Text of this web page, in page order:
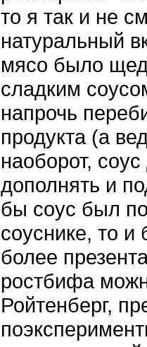
то я так и не
натуральный
мясо было
сладким
напрочь
продукта (а
наоборот,
дополнять и
бы соус был
соуснике, то
более
ростбифа
Ройтенберг,